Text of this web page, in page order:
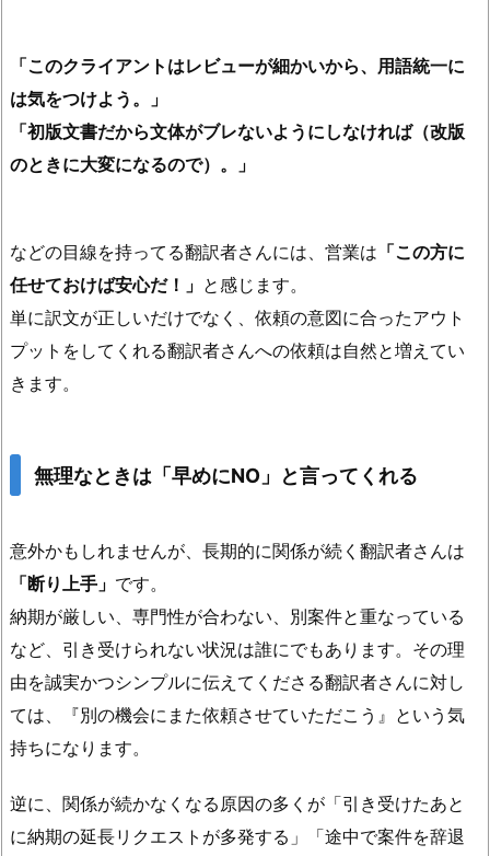
「このクライアントはレビューが細かいから、用語統一に
は気をつけよう。」
「初版文書だから文体がブレないようにしなければ（改版
のときに大変になるので）。」
などの目線を持ってる翻訳者さんには、営業は 「この方に
任せておけば安心だ！」 と感じます。
単に訳文が正しいだけでなく、依頼の意図に合ったアウト
プットをしてくれる翻訳者さんへの依頼は自然と増えてい
きます。
無理なときは「早めにNO」と言ってくれる
意外かもしれませんが、長期的に関係が続く翻訳者さんは
「断り上手」 です。
納期が厳しい、専門性が合わない、別案件と重なっている
など、引き受けられない状況は誰にでもあります。その理
由を誠実かつシンプルに伝えてくださる翻訳者さんに対し
ては、『別の機会にまた依頼させていただこう』という気
持ちになります。
逆に、関係が続かなくなる原因の多くが「引き受けたあと
に納期の延長リクエストが多発する」「途中で案件を辞退